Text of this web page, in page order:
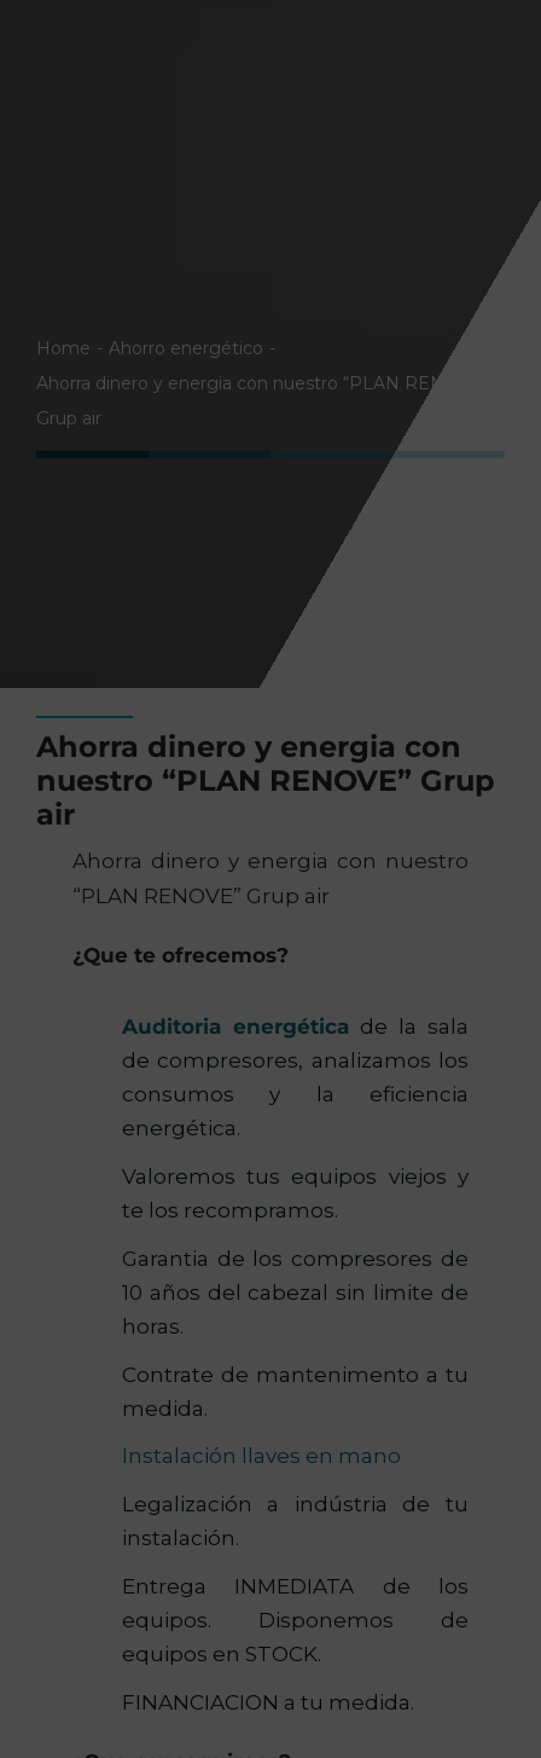
Home
Ahorro energético
Ahorra dinero y energia con nuestro “PLAN RENOVE”
Grup air
Ahorra dinero y energia con
nuestro “PLAN RENOVE” Grup
air
Ahorra dinero y energia con nuestro
“PLAN RENOVE” Grup air
¿Que te ofrecemos?
Auditoria energética de la sala
de compresores, analizamos los
consumos y la eficiencia
energética.
Valoremos tus equipos viejos y
te los recompramos.
Garantia de los compresores de
10 años del cabezal sin limite de
horas.
Contrate de mantenimento a tu
medida.
Instalación llaves en mano
Legalización a indústria de tu
instalación.
Entrega INMEDIATA de los
equipos. Disponemos de
equipos en STOCK.
FINANCIACION a tu medida.